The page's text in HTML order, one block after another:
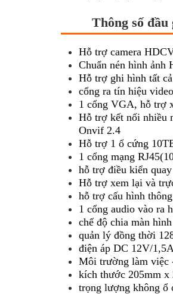
Thông số đầu
Hỗ trợ camera
Chuẩn nén hình ảnh
Hỗ trợ ghi hình tất
cổng ra tín hiệu
1 cổng VGA, hỗ trợ
Hỗ trợ kết nối nhiều
Onvif 2.4
Hỗ trợ 1 ổ cứng
1 cổng mạng
hỗ trợ điều kiển
Hỗ trợ xem lại và
hỗ trợ cấu hình
1 cổng audio vào ra
chế độ chia màn
quản lý đồng thời
điện áp DC 12V/
Môi trường làm việc
kích thước 205mm x
trọng lượng không ổ